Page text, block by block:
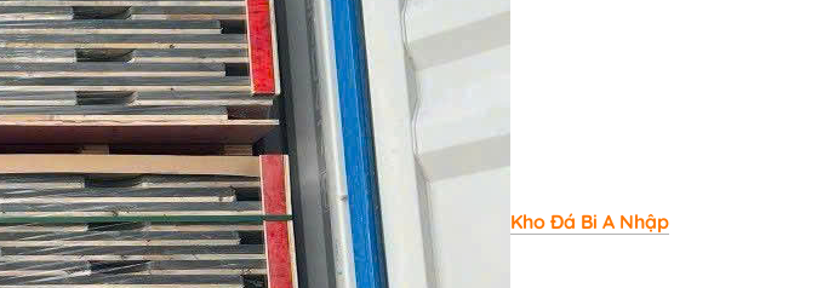
Kho Đá Bi A Nhập